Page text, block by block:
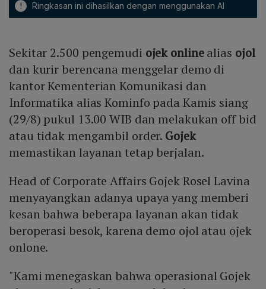
! Ringkasan ini dihasilkan dengan menggunakan AI
Sekitar 2.500 pengemudi ojek onlinealias ojol
dan kurir berencana menggelar demo di
kantor Kementerian Komunikasi dan
Informatika alias Kominfo pada Kamis siang
(29/8) pukul 13.00 WIB dan melakukan off bid
atau tidak mengambil order. Gojek
memastikan layanan tetap berjalan.
Head of Corporate Affairs Gojek Rosel Lavina
menyayangkan adanya upaya yang memberi
kesan bahwa beberapa layanan akan tidak
beroperasi besok, karena demo ojol atau ojek
onlone.
"Kami menegaskan bahwa operasional Gojek